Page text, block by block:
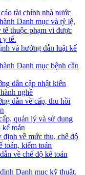
tài chính nhà nước
Danh mục và tỷ lệ,
thuộc phạm vi được
y tế.
và hướng dẫn luật kế
Danh mục bệnh cần
dẫn cập nhật kiến
nghề
dẫn về cấp, thu hồi
quản lý và sử dụng
toán
về mức thu, chế độ
toán, kiểm toán
về chế độ kế toán
Danh mục kỹ thuật,